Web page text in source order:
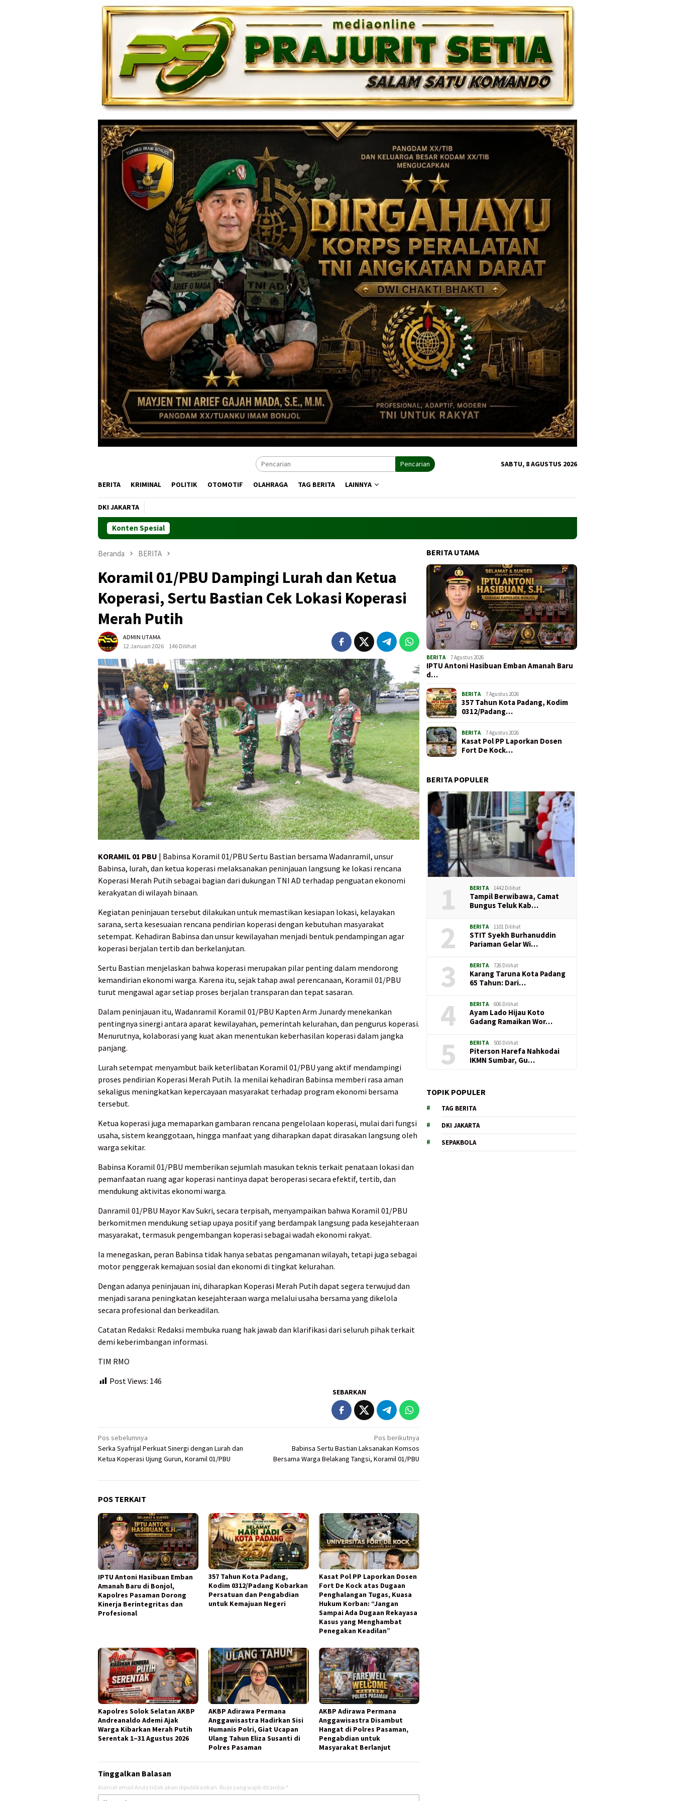
Pencarian SABTU, 8 AGUSTUS 2026
BERITA KRIMINAL POLITIK OTOMOTIF OLAHRAGA TAG BERITA LAINNYA
DKI JAKARTA
Konten Spesial
Beranda BERITA
Koramil 01/PBU Dampingi Lurah dan Ketua
Koperasi, Sertu Bastian Cek Lokasi Koperasi
Merah Putih
ADMIN UTAMA
12 Januari 2026
146 Dilihat
KORAMIL 01 PBU | Babinsa Koramil 01/PBU Sertu Bastian bersama Wadanramil, unsur
Babinsa, lurah, dan ketua koperasi melaksanakan peninjauan langsung ke lokasi rencana
Koperasi Merah Putih sebagai bagian dari dukungan TNI AD terhadap penguatan ekonomi
kerakyatan di wilayah binaan.
Kegiatan peninjauan tersebut dilakukan untuk memastikan kesiapan lokasi, kelayakan
sarana, serta kesesuaian rencana pendirian koperasi dengan kebutuhan masyarakat
setempat. Kehadiran Babinsa dan unsur kewilayahan menjadi bentuk pendampingan agar
koperasi berjalan tertib dan berkelanjutan.
Sertu Bastian menjelaskan bahwa koperasi merupakan pilar penting dalam mendorong
kemandirian ekonomi warga. Karena itu, sejak tahap awal perencanaan, Koramil 01/PBU
turut mengawal agar setiap proses berjalan transparan dan tepat sasaran.
Dalam peninjauan itu, Wadanramil Koramil 01/PBU Kapten Arm Junardy menekankan
pentingnya sinergi antara aparat kewilayahan, pemerintah kelurahan, dan pengurus koperasi.
Menurutnya, kolaborasi yang kuat akan menentukan keberhasilan koperasi dalam jangka
panjang.
Lurah setempat menyambut baik keterlibatan Koramil 01/PBU yang aktif mendampingi
proses pendirian Koperasi Merah Putih. Ia menilai kehadiran Babinsa memberi rasa aman
sekaligus meningkatkan kepercayaan masyarakat terhadap program ekonomi bersama
tersebut.
Ketua koperasi juga memaparkan gambaran rencana pengelolaan koperasi, mulai dari fungsi
usaha, sistem keanggotaan, hingga manfaat yang diharapkan dapat dirasakan langsung oleh
warga sekitar.
Babinsa Koramil 01/PBU memberikan sejumlah masukan teknis terkait penataan lokasi dan
pemanfaatan ruang agar koperasi nantinya dapat beroperasi secara efektif, tertib, dan
mendukung aktivitas ekonomi warga.
Danramil 01/PBU Mayor Kav Sukri, secara terpisah, menyampaikan bahwa Koramil 01/PBU
berkomitmen mendukung setiap upaya positif yang berdampak langsung pada kesejahteraan
masyarakat, termasuk pengembangan koperasi sebagai wadah ekonomi rakyat.
Ia menegaskan, peran Babinsa tidak hanya sebatas pengamanan wilayah, tetapi juga sebagai
motor penggerak kemajuan sosial dan ekonomi di tingkat kelurahan.
Dengan adanya peninjauan ini, diharapkan Koperasi Merah Putih dapat segera terwujud dan
menjadi sarana peningkatan kesejahteraan warga melalui usaha bersama yang dikelola
secara profesional dan berkeadilan.
Catatan Redaksi: Redaksi membuka ruang hak jawab dan klarifikasi dari seluruh pihak terkait
demi keberimbangan informasi.
TIM RMO
Post Views: 146
SEBARKAN
Navigasi
pos
Pos sebelumnya
Serka Syafrijal Perkuat Sinergi dengan Lurah dan
Ketua Koperasi Ujung Gurun, Koramil 01/PBU
Pos berikutnya
Babinsa Sertu Bastian Laksanakan Komsos
Bersama Warga Belakang Tangsi, Koramil 01/PBU
POS TERKAIT
IPTU Antoni Hasibuan Emban
Amanah Baru di Bonjol,
Kapolres Pasaman Dorong
Kinerja Berintegritas dan
Profesional
357 Tahun Kota Padang,
Kodim 0312/Padang Kobarkan
Persatuan dan Pengabdian
untuk Kemajuan Negeri
Kasat Pol PP Laporkan Dosen
Fort De Kock atas Dugaan
Penghalangan Tugas, Kuasa
Hukum Korban: “Jangan
Sampai Ada Dugaan Rekayasa
Kasus yang Menghambat
Penegakan Keadilan”
Kapolres Solok Selatan AKBP
Andreanaldo Ademi Ajak
Warga Kibarkan Merah Putih
Serentak 1–31 Agustus 2026
AKBP Adirawa Permana
Anggawisastra Hadirkan Sisi
Humanis Polri, Giat Ucapan
Ulang Tahun Eliza Susanti di
Polres Pasaman
AKBP Adirawa Permana
Anggawisastra Disambut
Hangat di Polres Pasaman,
Pengabdian untuk
Masyarakat Berlanjut
Tinggalkan Balasan
Alamat email Anda tidak akan dipublikasikan. Ruas yang wajib ditandai *
BERITA UTAMA
BERITA 7 Agustus 2026
IPTU Antoni Hasibuan Emban Amanah Baru
d…
BERITA 7 Agustus 2026
357 Tahun Kota Padang, Kodim
0312/Padang…
BERITA 7 Agustus 2026
Kasat Pol PP Laporkan Dosen
Fort De Kock…
BERITA POPULER
1 BERITA 1442 Dilihat
Tampil Berwibawa, Camat
Bungus Teluk Kab…
2 BERITA 1101 Dilihat
STIT Syekh Burhanuddin
Pariaman Gelar Wi…
3 BERITA 726 Dilihat
Karang Taruna Kota Padang
65 Tahun: Dari…
4 BERITA 606 Dilihat
Ayam Lado Hijau Koto
Gadang Ramaikan Wor…
5 BERITA 500 Dilihat
Piterson Harefa Nahkodai
IKMN Sumbar, Gu…
TOPIK POPULER
TAG BERITA
DKI JAKARTA
SEPAKBOLA